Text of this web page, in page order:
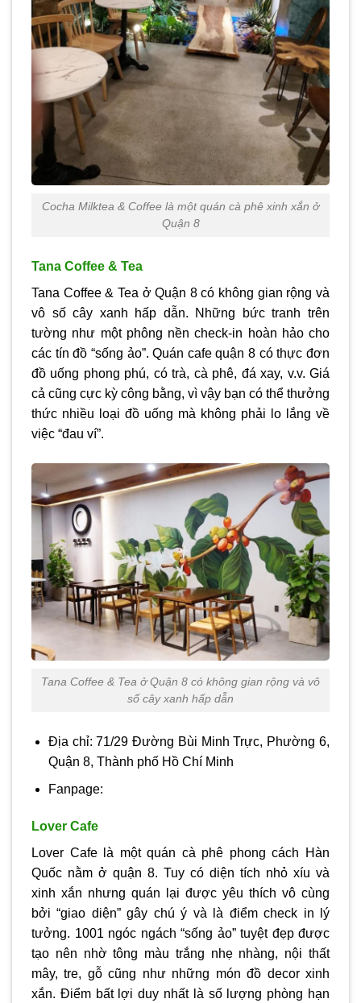
Cocha Milktea & Coffee là một quán cà phê xinh xắn ở
Quận 8
Tana Coffee & Tea
Tana Coffee & Tea ở Quận 8 có không gian rộng và
vô số cây xanh hấp dẫn. Những bức tranh trên
tường như một phông nền check-in hoàn hảo cho
các tín đồ “sống ảo”. Quán cafe quận 8 có thực đơn
đồ uống phong phú, có trà, cà phê, đá xay, v.v. Giá
cả cũng cực kỳ công bằng, vì vậy bạn có thể thưởng
thức nhiều loại đồ uống mà không phải lo lắng về
việc “đau ví”.
Tana Coffee & Tea ở Quận 8 có không gian rộng và vô
số cây xanh hấp dẫn
Địa chỉ: 71/29 Đường Bùi Minh Trực, Phường 6,
Quận 8, Thành phố Hồ Chí Minh
Fanpage:
Lover Cafe
Lover Cafe là một quán cà phê phong cách Hàn
Quốc nằm ở quận 8. Tuy có diện tích nhỏ xíu và
xinh xắn nhưng quán lại được yêu thích vô cùng
bởi “giao diện” gây chú ý và là điểm check in lý
tưởng. 1001 ngóc ngách “sống ảo” tuyệt đẹp được
tạo nên nhờ tông màu trắng nhẹ nhàng, nội thất
mây, tre, gỗ cũng như những món đồ decor xinh
xắn. Điểm bất lợi duy nhất là số lượng phòng hạn